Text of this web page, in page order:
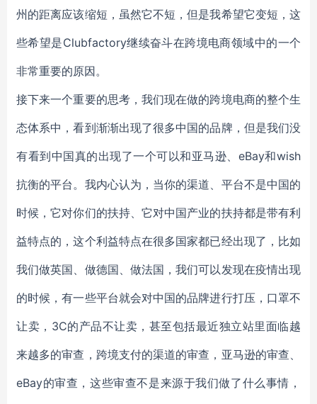
州的距离应该缩短，虽然它不短，但是我希望它变短，这
些希望是Clubfactory继续奋斗在跨境电商领域中的一个
非常重要的原因。
接下来一个重要的思考，我们现在做的跨境电商的整个生
态体系中，看到渐渐出现了很多中国的品牌，但是我们没
有看到中国真的出现了一个可以和亚马逊、eBay和wish
抗衡的平台。我内心认为，当你的渠道、平台不是中国的
时候，它对你们的扶持、它对中国产业的扶持都是带有利
益特点的，这个利益特点在很多国家都已经出现了，比如
我们做英国、做德国、做法国，我们可以发现在疫情出现
的时候，有一些平台就会对中国的品牌进行打压，口罩不
让卖，3C的产品不让卖，甚至包括最近独立站里面临越
来越多的审查，跨境支付的渠道的审查，亚马逊的审查、
eBay的审查，这些审查不是来源于我们做了什么事情，